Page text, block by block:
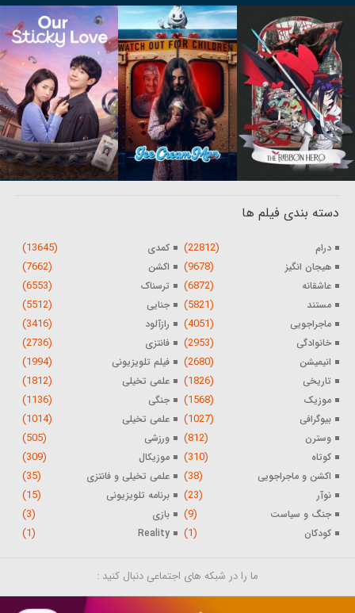
دسته بندی فیلم ها
درام (22812) کمدی (13645)
هیجان انگیز (9678) اکشن (7662)
عاشقانه (6872) ترسناک (6553)
مستند (5821) جنایی (5512)
ماجراجویی (4051) رازآلود (3416)
خانوادگی (2953) فانتزی (2736)
انیمیشن (2680) فیلم تلویزیونی (1994)
تاریخی (1826) علمی تخیلی (1812)
موزیک (1568) جنگی (1136)
بیوگرافی (1027) علمی تخیلی (1014)
وسترن (812) ورزشی (505)
کوتاه (310) موزیکال (309)
اکشن و ماجراجویی (38) علمی تخیلی و فانتزی (35)
نوآر (23) برنامه تلویزیونی (15)
جنگ و سیاست (9) بازی (3)
کودکان (1)
Reality
(1)
ما را در شبکه های اجتماعی دنبال کنید :